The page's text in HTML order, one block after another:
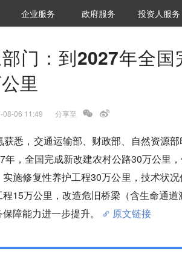
36Kr研究院
企业服务 城市之窗
政府服务 VClub投资机构
投资机构职位推
投资人服务
门：到2027年全
里
08-06 11:49 分享至
获悉，交通运输部、财政部、自然资源
年，全国完成新改建农村公路30万公里
实施修复性养护工程30万公里，技术状
程15万公里，改造危旧桥梁（含生命通
障能力进一步提升。
原文链接